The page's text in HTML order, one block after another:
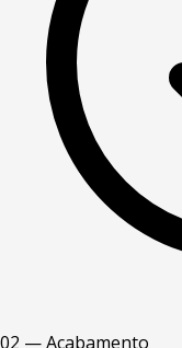
02 — Acabamento